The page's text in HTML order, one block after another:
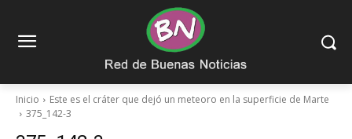
Inicio
Este es el cráter que dejó un meteoro en la superficie de Marte
375_142-3